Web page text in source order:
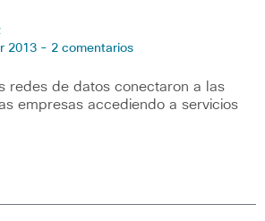
2013 - 2 comentarios
redes de datos conectaron a las
empresas accediendo a servicios